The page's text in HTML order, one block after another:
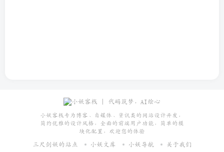
小妖客栈专为博客、自媒体、资讯类的网站设计开发，
简约优雅的设计风格，全面的前端用户功能，简单的模
块化配置，欢迎您的体验
三尺剑妖的站点 小妖文库 小妖导航 关于我们